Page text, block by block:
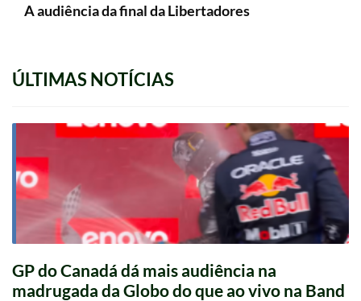
A audiência da final da Libertadores
ÚLTIMAS NOTÍCIAS
GP do Canadá dá mais audiência na
madrugada da Globo do que ao vivo na Band